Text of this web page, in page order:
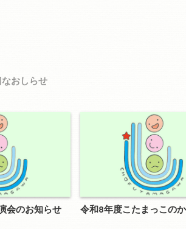
なおしらせ
会のお知らせ 令和8年度こたまっこの